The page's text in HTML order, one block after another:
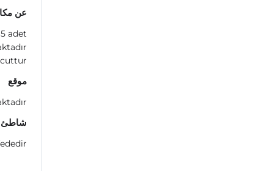
عن
adet
موقع
شاطئ